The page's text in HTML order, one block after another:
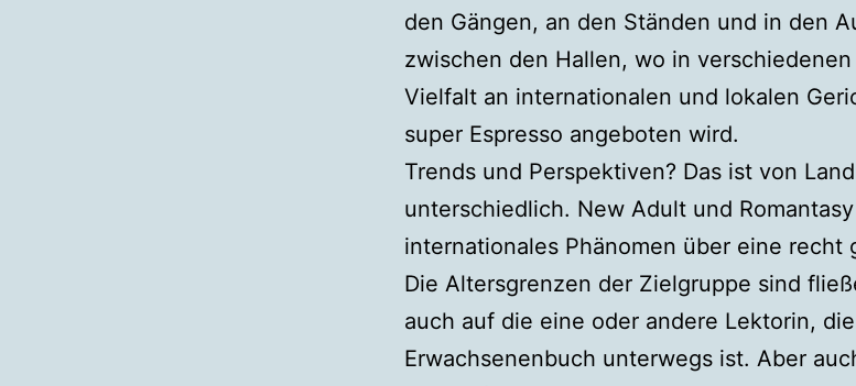
den Gängen, an den Ständen und in den
zwischen den Hallen, wo in
Vielfalt an internationalen und lokalen
super Espresso angeboten wird.
Trends und Perspektiven? Das ist von
unterschiedlich. New Adult und
internationales Phänomen über eine recht
Die Altersgrenzen der Zielgruppe sind
auch auf die eine oder andere Lektorin,
Erwachsenenbuch unterwegs ist. Aber